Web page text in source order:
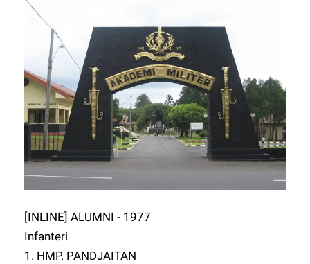
[INLINE] ALUMNI - 1977
Infanteri
1. HMP. PANDJAITAN